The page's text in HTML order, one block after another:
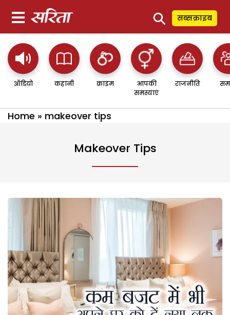
⚲ सब्सक्राइब
ऑडियो कहानी क्राइम
आपकी
समस्याएं
राजनीति
Home » makeover tips
Makeover Tips